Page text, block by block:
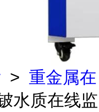
> 重金属在
水质在线监